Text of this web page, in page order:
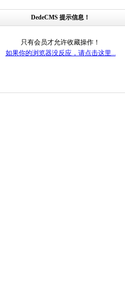
DedeCMS 提示信息！
只有会员才允许收藏操作！
如果你的浏览器没反应，请点击这里...